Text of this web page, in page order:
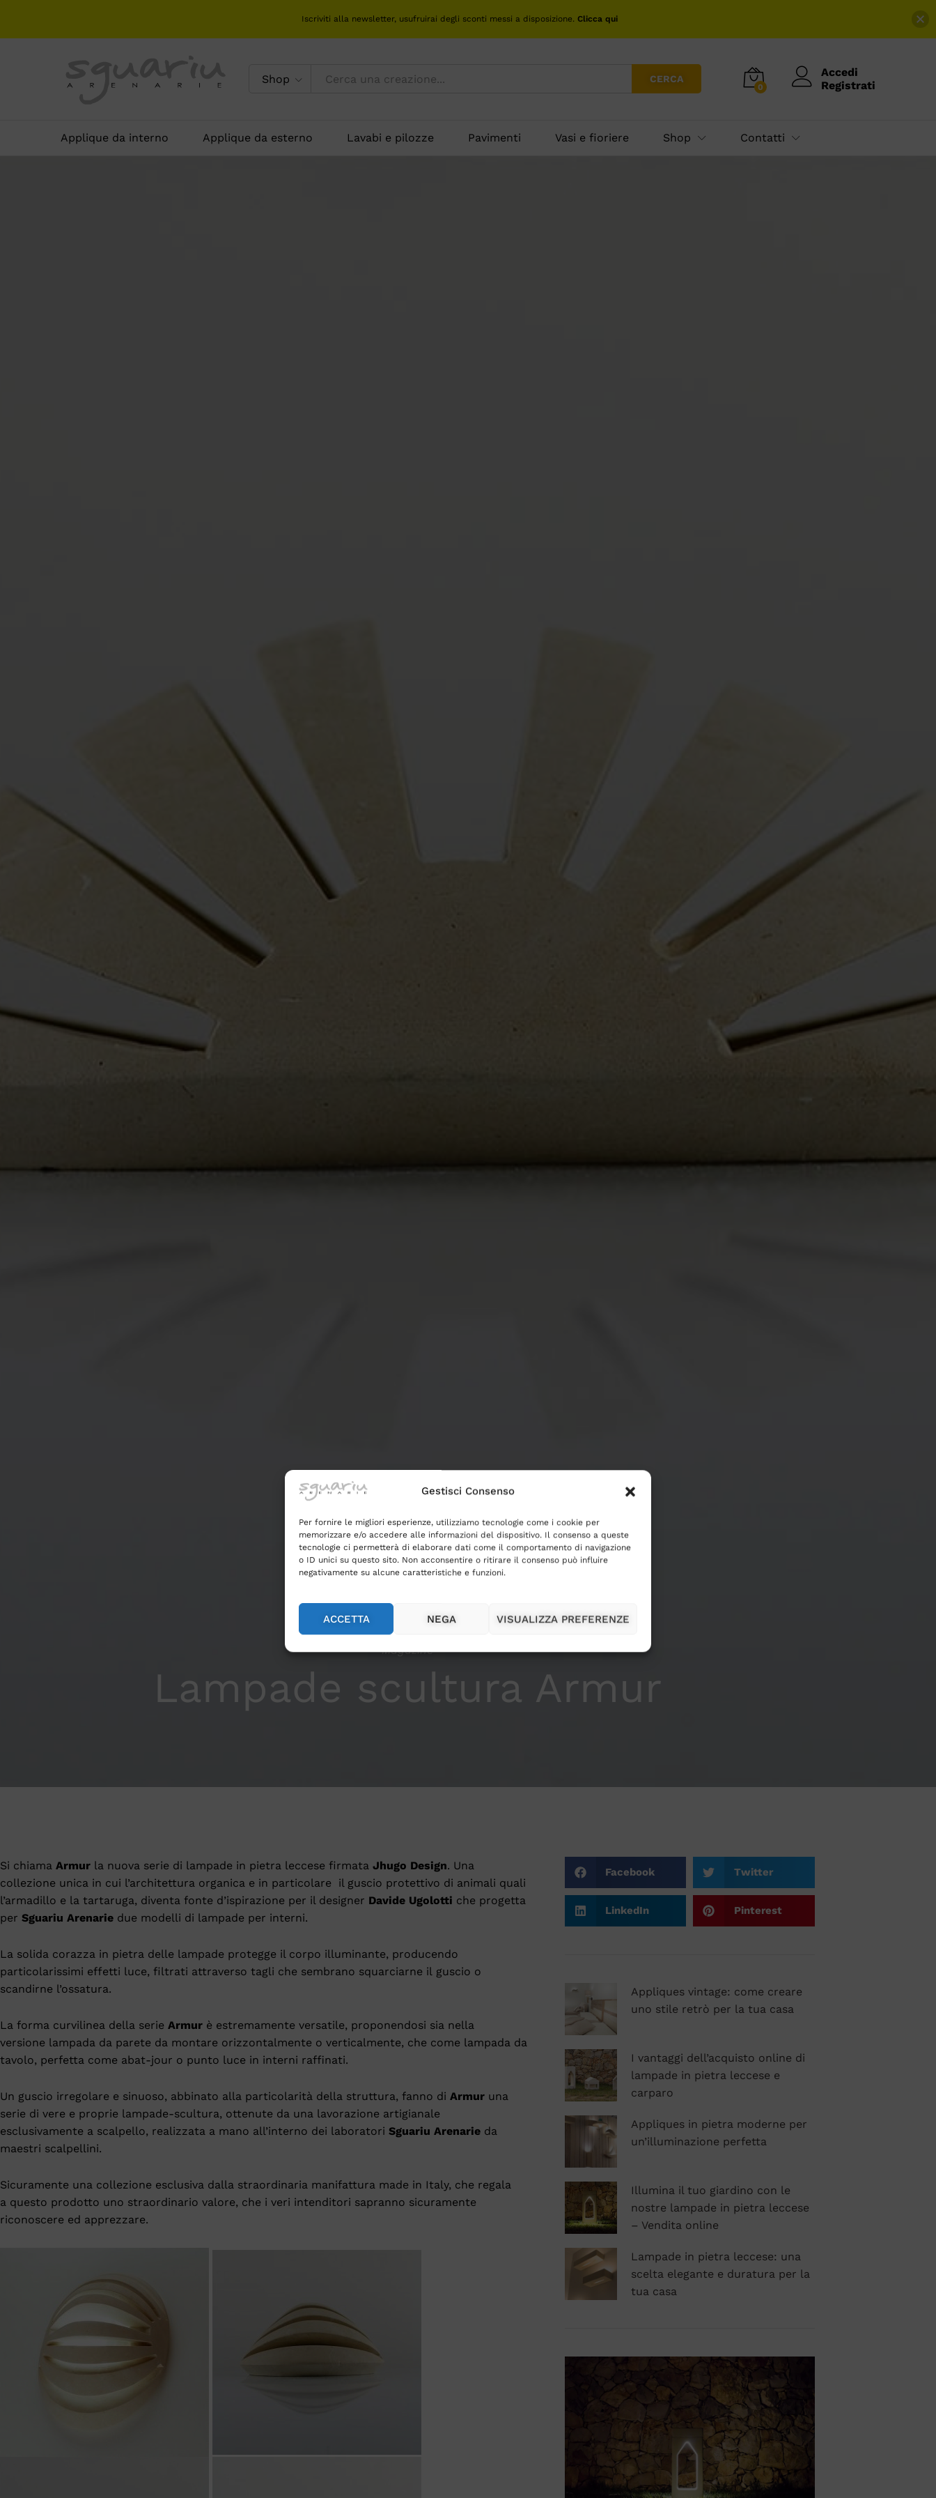
Gestisci Consenso
Per fornire le migliori esperienze, utilizziamo tecnologie come i cookie per
memorizzare e/o accedere alle informazioni del dispositivo. Il consenso a queste
tecnologie ci permetterà di elaborare dati come il comportamento di navigazione
o ID unici su questo sito. Non acconsentire o ritirare il consenso può influire
negativamente su alcune caratteristiche e funzioni.
ACCETTA NEGA VISUALIZZA PREFERENZE
Shop CERCA
0
Accedi
Registrati
Applique da interno Applique da esterno Lavabi e pilozze Pavimenti Vasi e fioriere Shop Contatti
Magazine
Lampade scultura Armur
Si chiama Armur la nuova serie di lampade in pietra leccese firmata Jhugo Design. Una
collezione unica in cui l’architettura organica e in particolare il guscio protettivo di animali quali
l’armadillo e la tartaruga, diventa fonte d’ispirazione per il designer Davide Ugolotti che progetta
per Sguariu Arenarie due modelli di lampade per interni.
La solida corazza in pietra delle lampade protegge il corpo illuminante, producendo
particolarissimi effetti luce, filtrati attraverso tagli che sembrano squarciarne il guscio o
scandirne l’ossatura.
La forma curvilinea della serie Armur è estremamente versatile, proponendosi sia nella
versione lampada da parete da montare orizzontalmente o verticalmente, che come lampada da
tavolo, perfetta come abat-jour o punto luce in interni raffinati.
Un guscio irregolare e sinuoso, abbinato alla particolarità della struttura, fanno di Armur una
serie di vere e proprie lampade-scultura, ottenute da una lavorazione artigianale
esclusivamente a scalpello, realizzata a mano all’interno dei laboratori Sguariu Arenarie da
maestri scalpellini.
Sicuramente una collezione esclusiva dalla straordinaria manifattura made in Italy, che regala
a questo prodotto uno straordinario valore, che i veri intenditori sapranno sicuramente
riconoscere ed apprezzare.
Facebook Twitter
LinkedIn Pinterest
Appliques vintage: come creare
uno stile retrò per la tua casa
I vantaggi dell’acquisto online di
lampade in pietra leccese e
carparo
Appliques in pietra moderne per
un’illuminazione perfetta
Illumina il tuo giardino con le
nostre lampade in pietra leccese
– Vendita online
Lampade in pietra leccese: una
scelta elegante e duratura per la
tua casa
Iscriviti alla newsletter, usufruirai degli sconti messi a disposizione. Clicca qui